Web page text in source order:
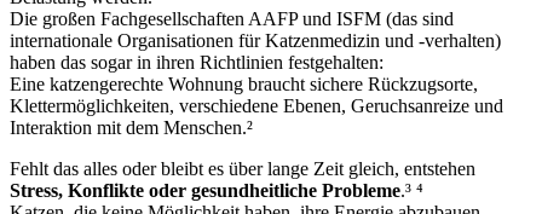
Die großen Fachgesellschaften AAFP und ISFM (das sind
internationale Organisationen für Katzenmedizin und -verhalten)
haben das sogar in ihren Richtlinien festgehalten:
Eine katzengerechte Wohnung braucht sichere Rückzugsorte,
Klettermöglichkeiten, verschiedene Ebenen, Geruchsanreize und
Interaktion mit dem Menschen.²
Fehlt das alles oder bleibt es über lange Zeit gleich, entstehen
Stress, Konflikte oder gesundheitliche Probleme.³ ⁴